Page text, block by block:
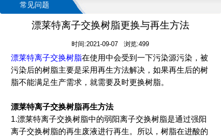
常见问题
漂莱特离子交换树脂更换与再生方法
时间:2021-09-07 浏览:499
漂莱特离子交换树脂在使用中会受到一下污染源污染，被
污染后的树脂主要是采用再生方法解决，如果再生后的树
脂不能满足生产需求，就需要及时更换树脂。
漂莱特离子交换树脂再生方法
1.漂莱特离子交换树脂中的弱阳离子交换树脂是通过强阳
离子交换树脂的再生废液进行再生。所以，树脂在进酸的